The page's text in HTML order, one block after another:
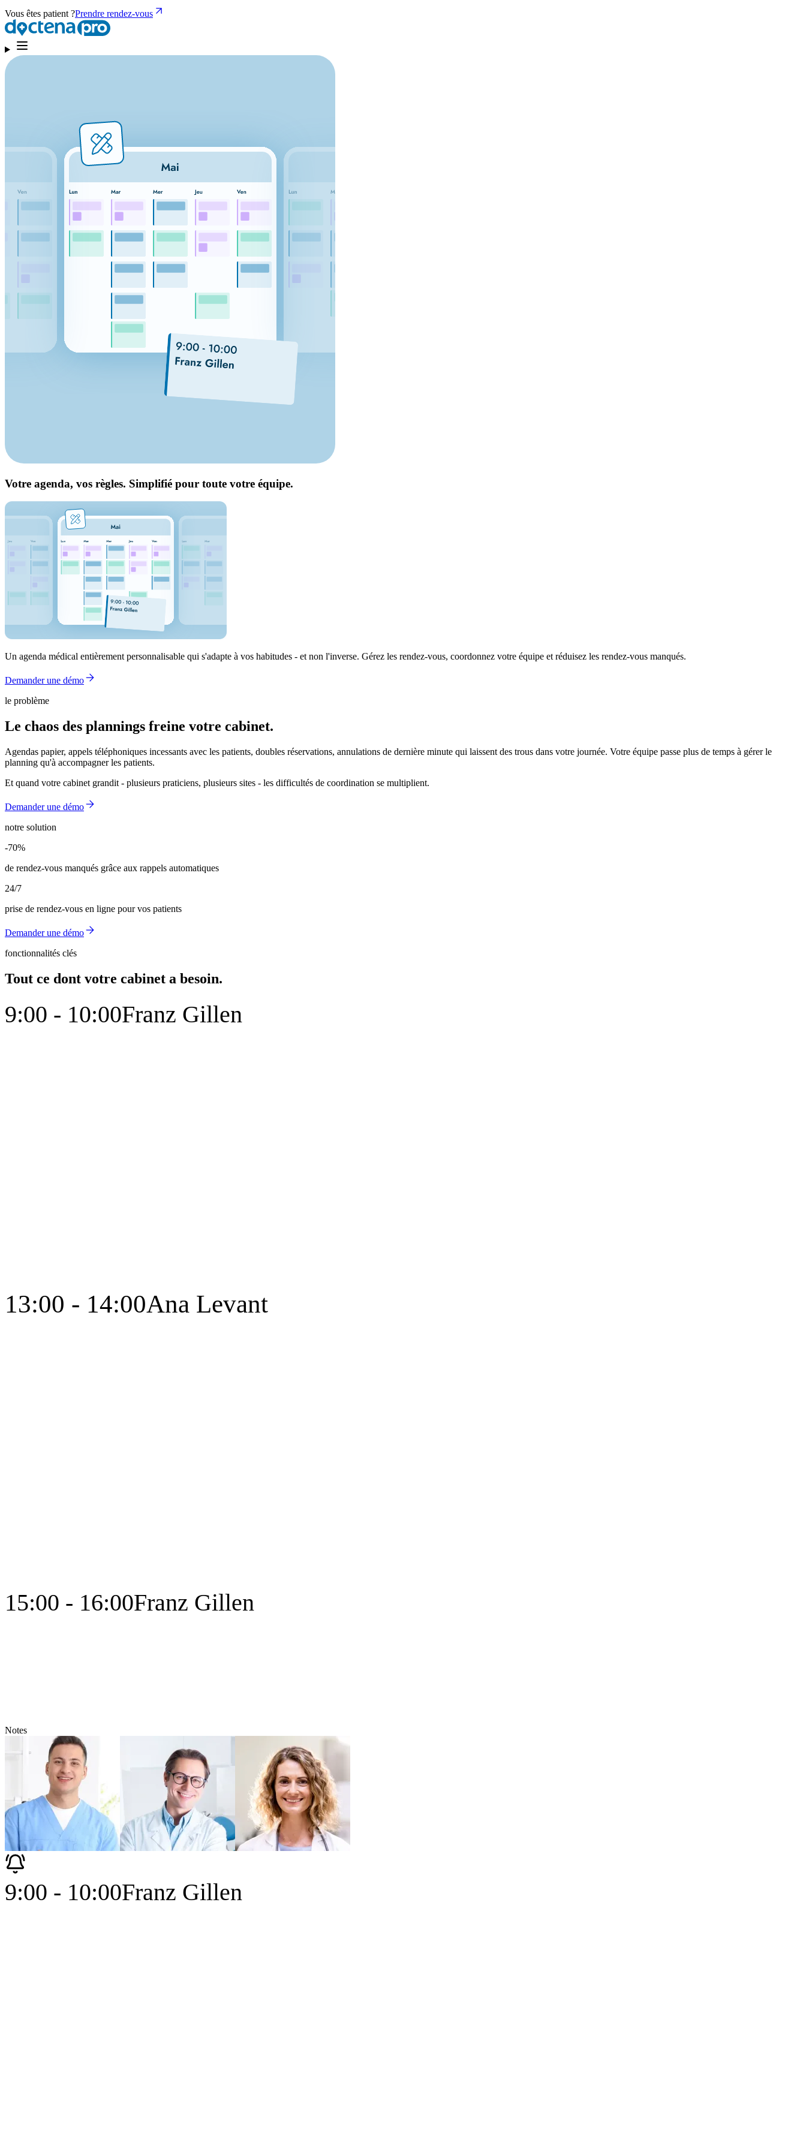
Vous êtes patient ?Prendre rendez-vous
Votre agenda, vos règles. Simplifié pour toute votre équipe.
Un agenda médical entièrement personnalisable qui s'adapte à vos habitudes - et non l'inverse. Gérez les rendez-vous, coordonnez votre équipe et réduisez les rendez-vous manqués.
Demander une démo
le problème
Le chaos des plannings freine votre cabinet.
Agendas papier, appels téléphoniques incessants avec les patients, doubles réservations, annulations de dernière minute qui laissent des trous dans votre journée. Votre équipe passe plus de temps à gérer le
planning qu'à accompagner les patients.
Et quand votre cabinet grandit - plusieurs praticiens, plusieurs sites - les difficultés de coordination se multiplient.
Demander une démo
notre solution
-70%
-70%
de rendez-vous manqués grâce aux rappels automatiques
24/7
prise de rendez-vous en ligne pour vos patients
Demander une démo
fonctionnalités clés
Tout ce dont votre cabinet a besoin.
9:00 - 10:00Franz Gillen
13:00 - 14:00Ana Levant
15:00 - 16:00Franz Gillen
Notes
9:00 - 10:00Franz Gillen